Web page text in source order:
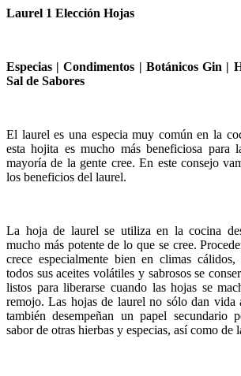
Laurel 1 Elección Hojas
Especias | Condimentos | Botánicos Gin |
Sal de Sabores
El laurel es una especia muy común en la
esta hojita es mucho más beneficiosa para
mayoría de la gente cree. En este consejo
los beneficios del laurel.
La hoja de laurel se utiliza en la cocina
mucho más potente de lo que se cree.
crece especialmente bien en climas
todos sus aceites volátiles y sabrosos se
listos para liberarse cuando las hojas se
remojo. Las hojas de laurel no sólo dan vida
también desempeñan un papel secundario
sabor de otras hierbas y especias, así como de